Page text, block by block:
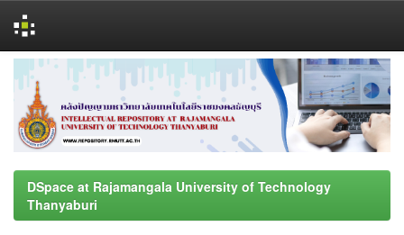
navigation
DSpace at Rajamangala University of Technology
Thanyaburi